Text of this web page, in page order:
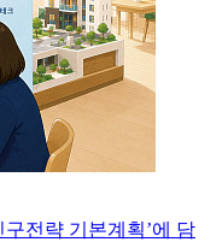
전략 기본계획’에 담